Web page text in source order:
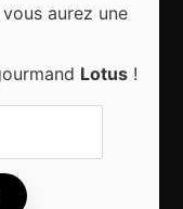
aurez une
Lotus !